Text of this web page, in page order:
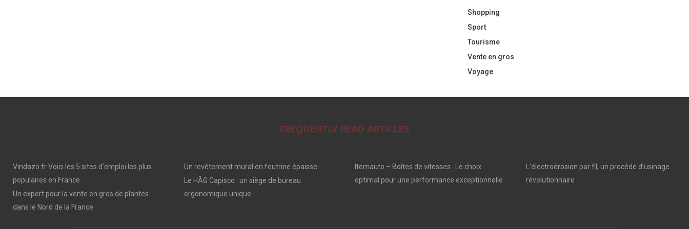
Shopping
Sport
Tourisme
Vente en gros
Voyage
FREQUENTLY READ ARTICLES
Vindazo.fr Voici les 5 sites d’emploi les plus
populaires en France
Un expert pour la vente en gros de plantes
dans le Nord de la France
Un revêtement mural en feutrine épaisse
Le HÅG Capisco : un siège de bureau
ergonomique unique
Itemauto – Boîtes de vitesses : Le choix
optimal pour une performance exceptionnelle
L’électroérosion par fil, un procédé d’usinage
révolutionnaire